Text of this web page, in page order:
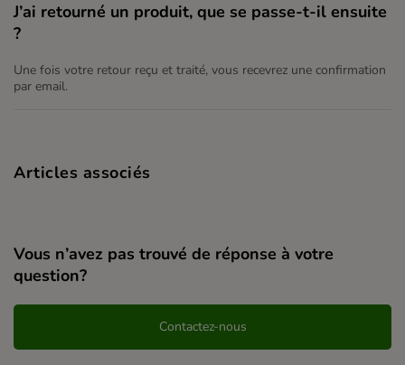
J’ai retourné un produit, que se passe-t-il ensuite
?
Une fois votre retour reçu et traité, vous recevrez une confirmation
par email.
Articles associés
Vous n’avez pas trouvé de réponse à votre
question?
Contactez-nous